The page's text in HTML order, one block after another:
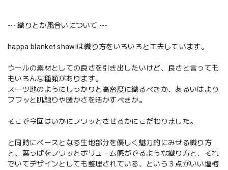
--- 織りとか風合いについて ---
happa blanket shawlは織り方をいろいろと工夫しています。
ウールの素材としての良さを引き出したいけど、良さと言っても
もいろんな種類があります。
スーツ地のようにしっかりと高密度に織るべきか、あるいはより
フワッと肌触りや暖かさを活かすべきか。
そこで今回はいかにフワッとさせるかにこだわりました。
と同時にベースとなる生地部分を優しく魅力的にみせる織り方
と、葉っぱをフワッとボリューム感がでるような織り方と、それ
でいてデザインとしても整理されている、という３点がいい塩梅